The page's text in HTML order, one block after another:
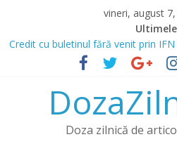
content
vineri, august
Credit cu buletinul fără venit prin
Prânz în Heraklion? Mergi la Bellot
Lista IFN care acordă credite online
credit online fără venit
Credit pentru Datornici și Rău
Doza zilnică de